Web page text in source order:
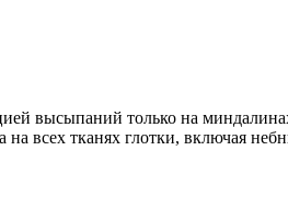
высыпаний только на
всех тканях глотки, включая